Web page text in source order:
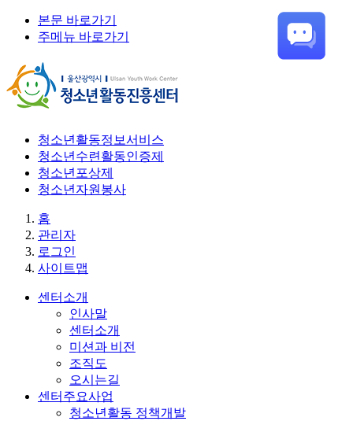
본문 바로가기
주메뉴 바로가기
청소년활동정보서비스
청소년수련활동인증제
청소년포상제
청소년자원봉사
홈
관리자
로그인
사이트맵
센터소개
인사말
센터소개
미션과 비전
조직도
오시는길
센터주요사업
청소년활동 정책개발